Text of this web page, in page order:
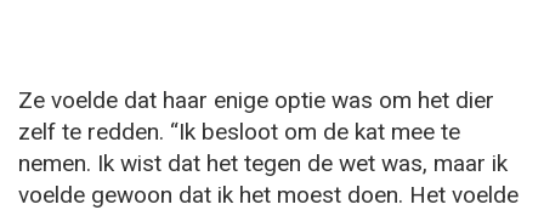
Ze voelde dat haar enige optie was om het dier
zelf te redden. “Ik besloot om de kat mee te
nemen. Ik wist dat het tegen de wet was, maar ik
voelde gewoon dat ik het moest doen. Het voelde